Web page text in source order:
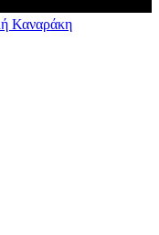
Καναράκη